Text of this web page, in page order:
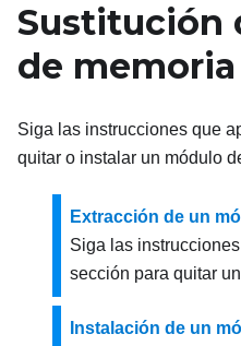
Sustitución
de memoria
Siga las instrucciones que
quitar o instalar un módulo
Extracción de un
Siga las
sección para quitar
Instalación de un